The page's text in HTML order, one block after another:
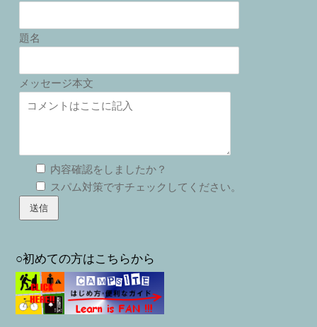
題名
メッセージ本文
内容確認をしましたか？
スパム対策ですチェックしてください。
○初めての方はこちらから